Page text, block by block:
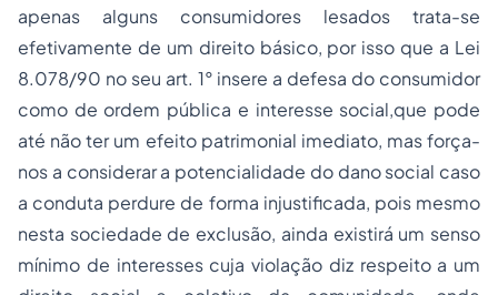
apenas alguns consumidores lesados trata-se
efetivamente de um direito básico, por isso que a Lei
8.078/90 no seu art. 1° insere a defesa do consumidor
como de ordem pública e interesse social,que pode
até não ter um efeito patrimonial imediato, mas força-
nos a considerar a potencialidade do dano social caso
a conduta perdure de forma injustificada, pois mesmo
nesta sociedade de exclusão, ainda existirá um senso
mínimo de interesses cuja violação diz respeito a um